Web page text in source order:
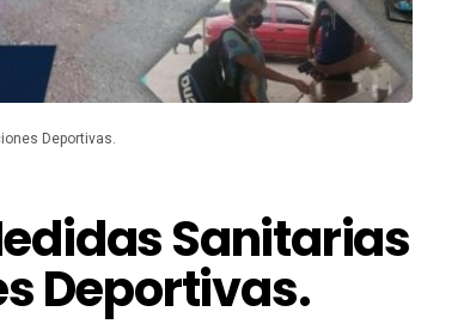
Deportivas.
Sanitarias
Deportivas.